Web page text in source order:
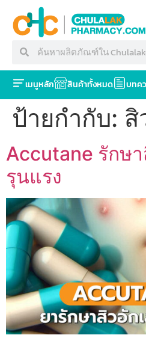
เมนูหลัก สินค้าทั้งหมด บทค
ป้ายกำกับ: สิ
Accutane รักษ
รุนแรง